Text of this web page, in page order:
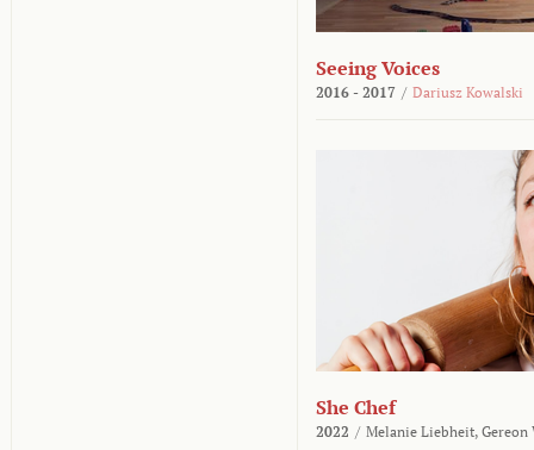
Seeing Voices
2016 - 2017 / Dariusz Kowalski
She Chef
2022 / Melanie Liebheit, Gereon